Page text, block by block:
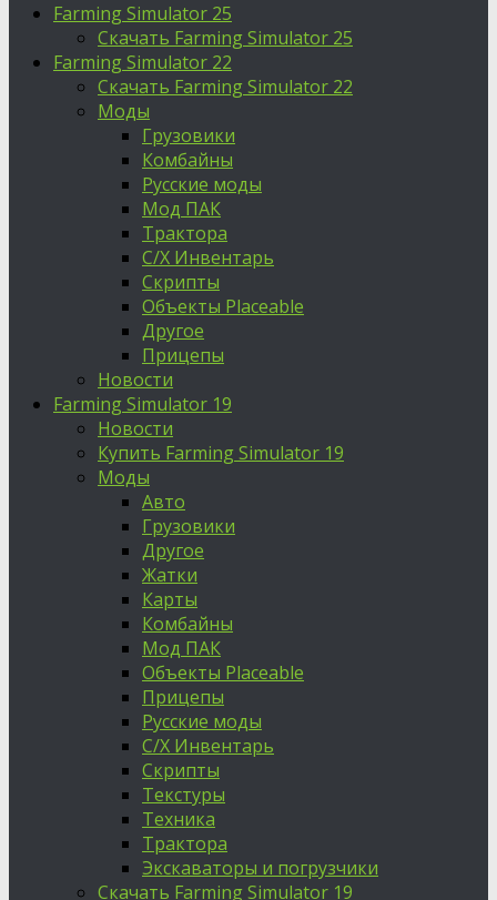
Farming Simulator 25
Скачать Farming Simulator 25
Farming Simulator 22
Скачать Farming Simulator 22
Моды
Грузовики
Комбайны
Русские моды
Мод ПАК
Трактора
С/Х Инвентарь
Скрипты
Объекты Placeable
Другое
Прицепы
Новости
Farming Simulator 19
Новости
Купить Farming Simulator 19
Моды
Авто
Грузовики
Другое
Жатки
Карты
Комбайны
Мод ПАК
Объекты Placeable
Прицепы
Русские моды
С/Х Инвентарь
Скрипты
Текстуры
Техника
Трактора
Экскаваторы и погрузчики
Скачать Farming Simulator 19